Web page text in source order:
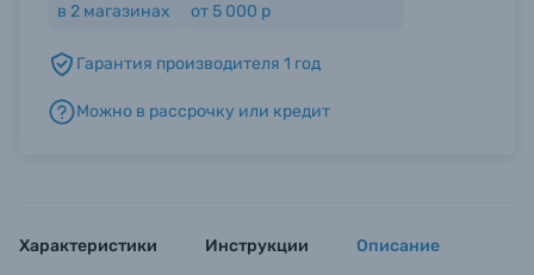
Б/У фототехника (Комиссионные товары)
в 2 магазинах
от 5 000 р
Гарантия производителя 1 год
Можно в рассрочку или кредит
Характеристики Инструкции Описание